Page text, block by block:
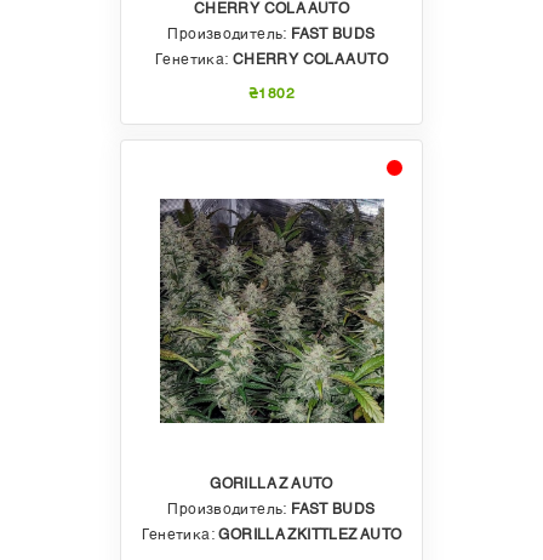
CHERRY COLA AUTO
Производитель: FAST BUDS
Генетика: CHERRY COLA AUTO
₴1802
GORILLA Z AUTO
Производитель: FAST BUDS
Генетика:GORILLA ZKITTLEZ AUTO